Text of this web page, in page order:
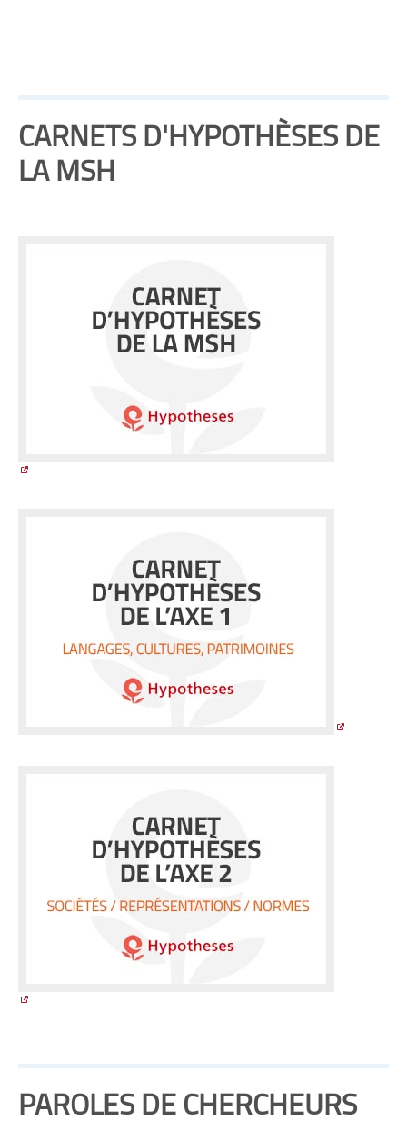
CARNETS D'HYPOTHÈSES DE
LA MSH
PAROLES DE CHERCHEURS